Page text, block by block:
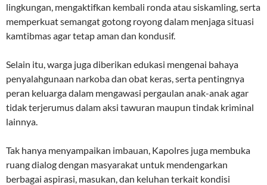
lingkungan, mengaktifkan kembali ronda atau siskamling, serta
memperkuat semangat gotong royong dalam menjaga situasi
kamtibmas agar tetap aman dan kondusif.
Selain itu, warga juga diberikan edukasi mengenai bahaya
penyalahgunaan narkoba dan obat keras, serta pentingnya
peran keluarga dalam mengawasi pergaulan anak-anak agar
tidak terjerumus dalam aksi tawuran maupun tindak kriminal
lainnya.
Tak hanya menyampaikan imbauan, Kapolres juga membuka
ruang dialog dengan masyarakat untuk mendengarkan
berbagai aspirasi, masukan, dan keluhan terkait kondisi